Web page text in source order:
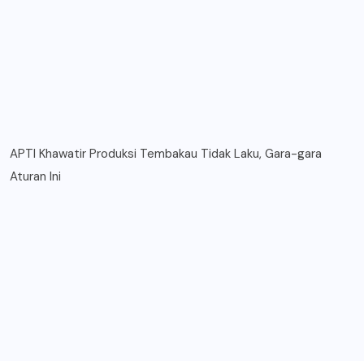
APTI Khawatir Produksi Tembakau Tidak Laku, Gara-gara
Aturan Ini